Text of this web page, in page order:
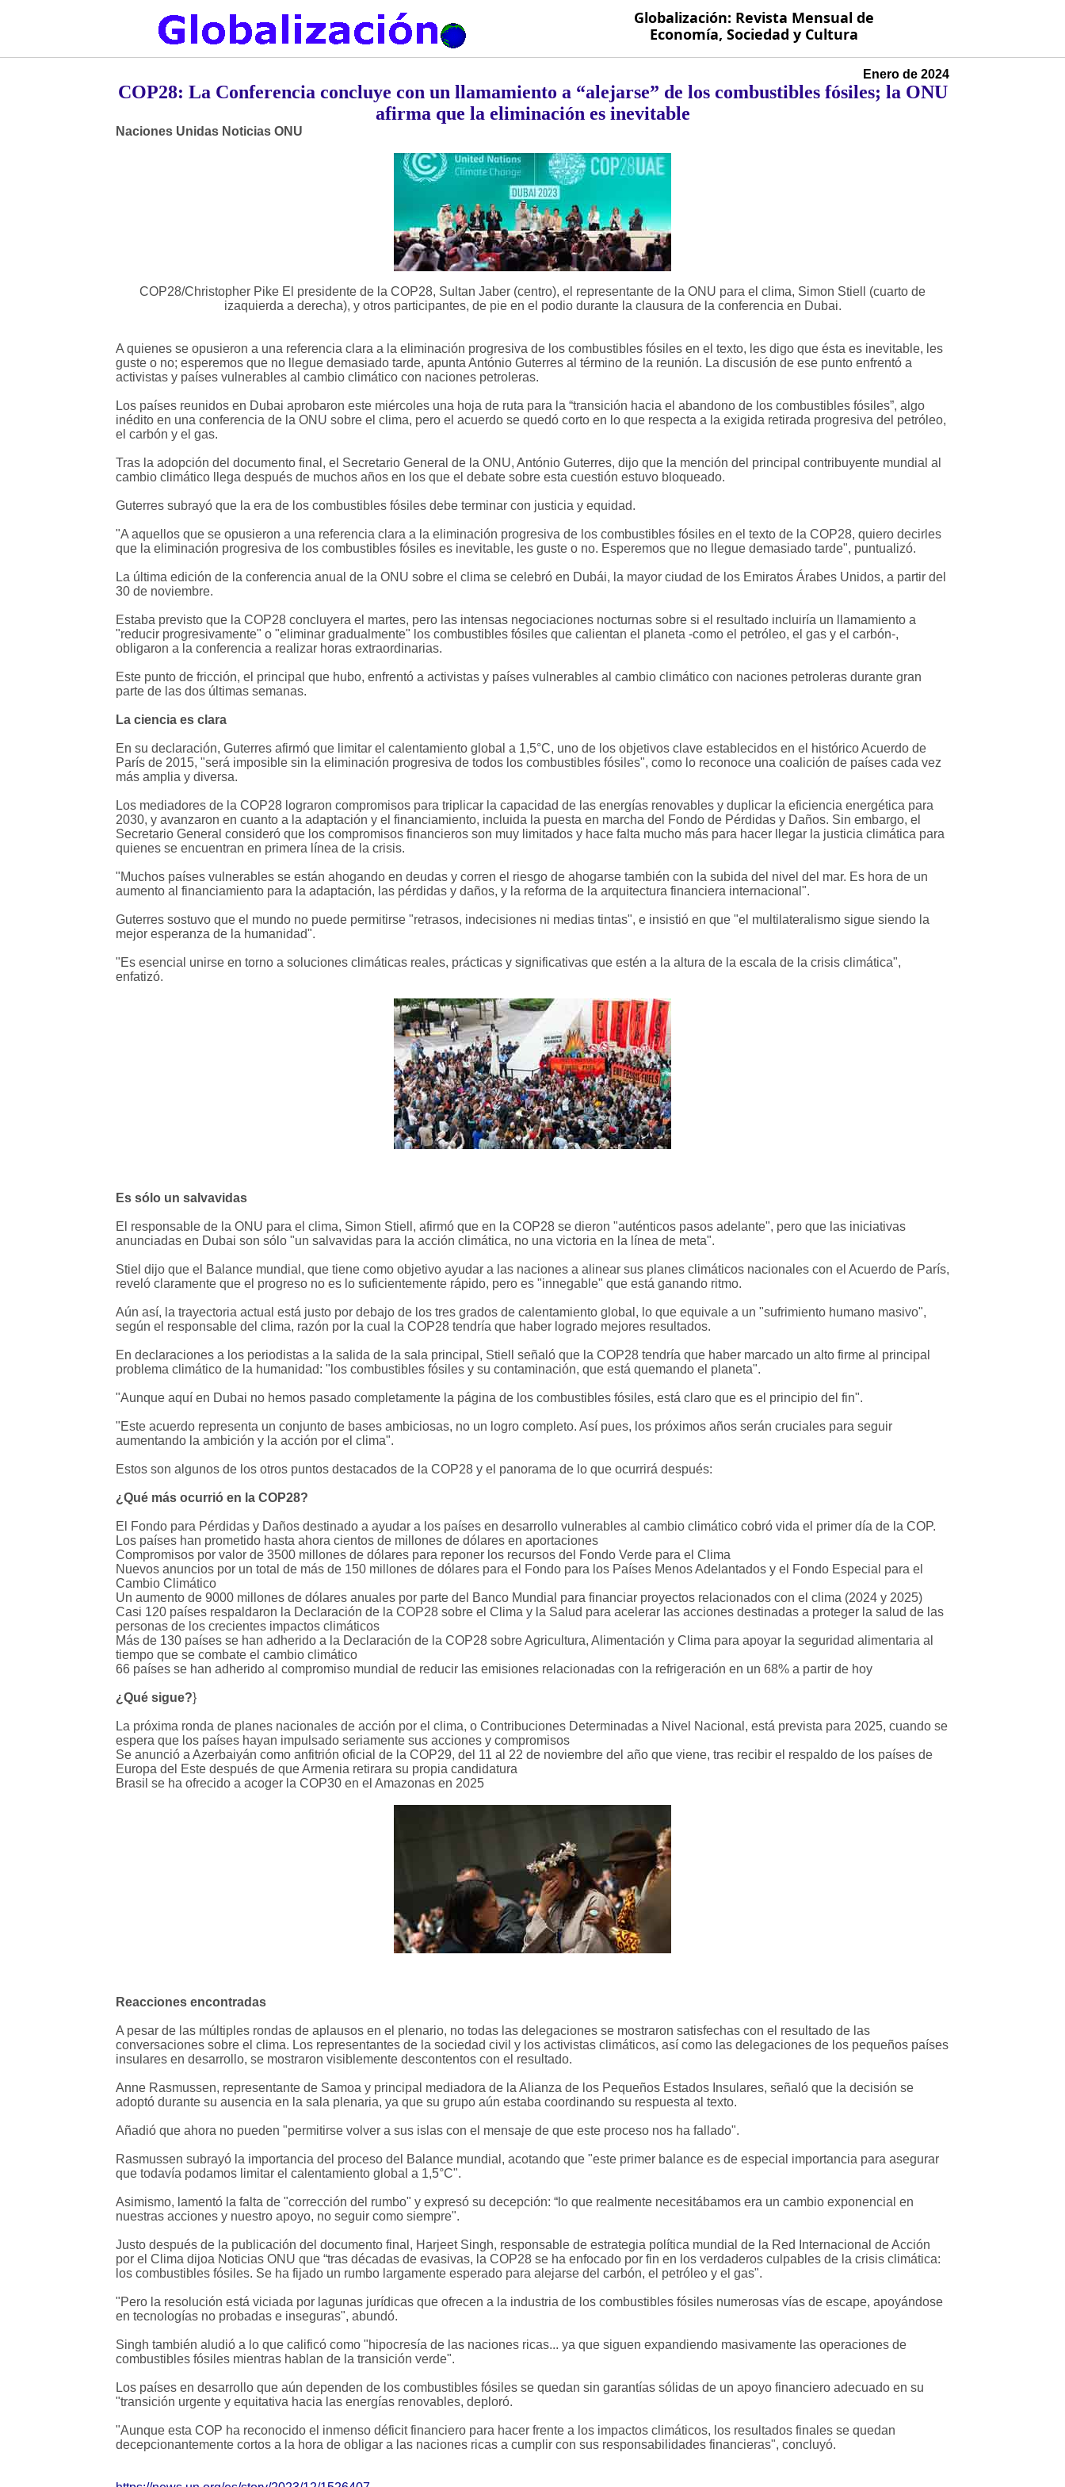
Globalización: Revista Mensual de
Economía, Sociedad y Cultura
Enero de 2024
COP28: La Conferencia concluye con un llamamiento a “alejarse” de los combustibles fósiles; la ONU
afirma que la eliminación es inevitable
Naciones Unidas Noticias ONU
COP28/Christopher Pike El presidente de la COP28, Sultan Jaber (centro), el representante de la ONU para el clima, Simon Stiell (cuarto de
izaquierda a derecha), y otros participantes, de pie en el podio durante la clausura de la conferencia en Dubai.
A quienes se opusieron a una referencia clara a la eliminación progresiva de los combustibles fósiles en el texto, les digo que ésta es inevitable, les
guste o no; esperemos que no llegue demasiado tarde, apunta António Guterres al término de la reunión. La discusión de ese punto enfrentó a
activistas y países vulnerables al cambio climático con naciones petroleras.
Los países reunidos en Dubai aprobaron este miércoles una hoja de ruta para la “transición hacia el abandono de los combustibles fósiles”, algo
inédito en una conferencia de la ONU sobre el clima, pero el acuerdo se quedó corto en lo que respecta a la exigida retirada progresiva del petróleo,
el carbón y el gas.
Tras la adopción del documento final, el Secretario General de la ONU, António Guterres, dijo que la mención del principal contribuyente mundial al
cambio climático llega después de muchos años en los que el debate sobre esta cuestión estuvo bloqueado.
Guterres subrayó que la era de los combustibles fósiles debe terminar con justicia y equidad.
"A aquellos que se opusieron a una referencia clara a la eliminación progresiva de los combustibles fósiles en el texto de la COP28, quiero decirles
que la eliminación progresiva de los combustibles fósiles es inevitable, les guste o no. Esperemos que no llegue demasiado tarde", puntualizó.
La última edición de la conferencia anual de la ONU sobre el clima se celebró en Dubái, la mayor ciudad de los Emiratos Árabes Unidos, a partir del
30 de noviembre.
Estaba previsto que la COP28 concluyera el martes, pero las intensas negociaciones nocturnas sobre si el resultado incluiría un llamamiento a
"reducir progresivamente" o "eliminar gradualmente" los combustibles fósiles que calientan el planeta -como el petróleo, el gas y el carbón-,
obligaron a la conferencia a realizar horas extraordinarias.
Este punto de fricción, el principal que hubo, enfrentó a activistas y países vulnerables al cambio climático con naciones petroleras durante gran
parte de las dos últimas semanas.
La ciencia es clara
En su declaración, Guterres afirmó que limitar el calentamiento global a 1,5°C, uno de los objetivos clave establecidos en el histórico Acuerdo de
París de 2015, "será imposible sin la eliminación progresiva de todos los combustibles fósiles", como lo reconoce una coalición de países cada vez
más amplia y diversa.
Los mediadores de la COP28 lograron compromisos para triplicar la capacidad de las energías renovables y duplicar la eficiencia energética para
2030, y avanzaron en cuanto a la adaptación y el financiamiento, incluida la puesta en marcha del Fondo de Pérdidas y Daños. Sin embargo, el
Secretario General consideró que los compromisos financieros son muy limitados y hace falta mucho más para hacer llegar la justicia climática para
quienes se encuentran en primera línea de la crisis.
"Muchos países vulnerables se están ahogando en deudas y corren el riesgo de ahogarse también con la subida del nivel del mar. Es hora de un
aumento al financiamiento para la adaptación, las pérdidas y daños, y la reforma de la arquitectura financiera internacional".
Guterres sostuvo que el mundo no puede permitirse "retrasos, indecisiones ni medias tintas", e insistió en que "el multilateralismo sigue siendo la
mejor esperanza de la humanidad".
"Es esencial unirse en torno a soluciones climáticas reales, prácticas y significativas que estén a la altura de la escala de la crisis climática",
enfatizó.
Es sólo un salvavidas
El responsable de la ONU para el clima, Simon Stiell, afirmó que en la COP28 se dieron "auténticos pasos adelante", pero que las iniciativas
anunciadas en Dubai son sólo "un salvavidas para la acción climática, no una victoria en la línea de meta".
Stiel dijo que el Balance mundial, que tiene como objetivo ayudar a las naciones a alinear sus planes climáticos nacionales con el Acuerdo de París,
reveló claramente que el progreso no es lo suficientemente rápido, pero es "innegable" que está ganando ritmo.
Aún así, la trayectoria actual está justo por debajo de los tres grados de calentamiento global, lo que equivale a un "sufrimiento humano masivo",
según el responsable del clima, razón por la cual la COP28 tendría que haber logrado mejores resultados.
En declaraciones a los periodistas a la salida de la sala principal, Stiell señaló que la COP28 tendría que haber marcado un alto firme al principal
problema climático de la humanidad: "los combustibles fósiles y su contaminación, que está quemando el planeta".
"Aunque aquí en Dubai no hemos pasado completamente la página de los combustibles fósiles, está claro que es el principio del fin".
"Este acuerdo representa un conjunto de bases ambiciosas, no un logro completo. Así pues, los próximos años serán cruciales para seguir
aumentando la ambición y la acción por el clima".
Estos son algunos de los otros puntos destacados de la COP28 y el panorama de lo que ocurrirá después:
¿Qué más ocurrió en la COP28?
El Fondo para Pérdidas y Daños destinado a ayudar a los países en desarrollo vulnerables al cambio climático cobró vida el primer día de la COP.
Los países han prometido hasta ahora cientos de millones de dólares en aportaciones
Compromisos por valor de 3500 millones de dólares para reponer los recursos del Fondo Verde para el Clima
Nuevos anuncios por un total de más de 150 millones de dólares para el Fondo para los Países Menos Adelantados y el Fondo Especial para el
Cambio Climático
Un aumento de 9000 millones de dólares anuales por parte del Banco Mundial para financiar proyectos relacionados con el clima (2024 y 2025)
Casi 120 países respaldaron la Declaración de la COP28 sobre el Clima y la Salud para acelerar las acciones destinadas a proteger la salud de las
personas de los crecientes impactos climáticos
Más de 130 países se han adherido a la Declaración de la COP28 sobre Agricultura, Alimentación y Clima para apoyar la seguridad alimentaria al
tiempo que se combate el cambio climático
66 países se han adherido al compromiso mundial de reducir las emisiones relacionadas con la refrigeración en un 68% a partir de hoy
¿Qué sigue?}
La próxima ronda de planes nacionales de acción por el clima, o Contribuciones Determinadas a Nivel Nacional, está prevista para 2025, cuando se
espera que los países hayan impulsado seriamente sus acciones y compromisos
Se anunció a Azerbaiyán como anfitrión oficial de la COP29, del 11 al 22 de noviembre del año que viene, tras recibir el respaldo de los países de
Europa del Este después de que Armenia retirara su propia candidatura
Brasil se ha ofrecido a acoger la COP30 en el Amazonas en 2025
Reacciones encontradas
A pesar de las múltiples rondas de aplausos en el plenario, no todas las delegaciones se mostraron satisfechas con el resultado de las
conversaciones sobre el clima. Los representantes de la sociedad civil y los activistas climáticos, así como las delegaciones de los pequeños países
insulares en desarrollo, se mostraron visiblemente descontentos con el resultado.
Anne Rasmussen, representante de Samoa y principal mediadora de la Alianza de los Pequeños Estados Insulares, señaló que la decisión se
adoptó durante su ausencia en la sala plenaria, ya que su grupo aún estaba coordinando su respuesta al texto.
Añadió que ahora no pueden "permitirse volver a sus islas con el mensaje de que este proceso nos ha fallado".
Rasmussen subrayó la importancia del proceso del Balance mundial, acotando que "este primer balance es de especial importancia para asegurar
que todavía podamos limitar el calentamiento global a 1,5°C".
Asimismo, lamentó la falta de "corrección del rumbo" y expresó su decepción: “lo que realmente necesitábamos era un cambio exponencial en
nuestras acciones y nuestro apoyo, no seguir como siempre".
Justo después de la publicación del documento final, Harjeet Singh, responsable de estrategia política mundial de la Red Internacional de Acción
por el Clima dijoa Noticias ONU que “tras décadas de evasivas, la COP28 se ha enfocado por fin en los verdaderos culpables de la crisis climática:
los combustibles fósiles. Se ha fijado un rumbo largamente esperado para alejarse del carbón, el petróleo y el gas".
"Pero la resolución está viciada por lagunas jurídicas que ofrecen a la industria de los combustibles fósiles numerosas vías de escape, apoyándose
en tecnologías no probadas e inseguras", abundó.
Singh también aludió a lo que calificó como "hipocresía de las naciones ricas... ya que siguen expandiendo masivamente las operaciones de
combustibles fósiles mientras hablan de la transición verde".
Los países en desarrollo que aún dependen de los combustibles fósiles se quedan sin garantías sólidas de un apoyo financiero adecuado en su
"transición urgente y equitativa hacia las energías renovables, deploró.
"Aunque esta COP ha reconocido el inmenso déficit financiero para hacer frente a los impactos climáticos, los resultados finales se quedan
decepcionantemente cortos a la hora de obligar a las naciones ricas a cumplir con sus responsabilidades financieras", concluyó.